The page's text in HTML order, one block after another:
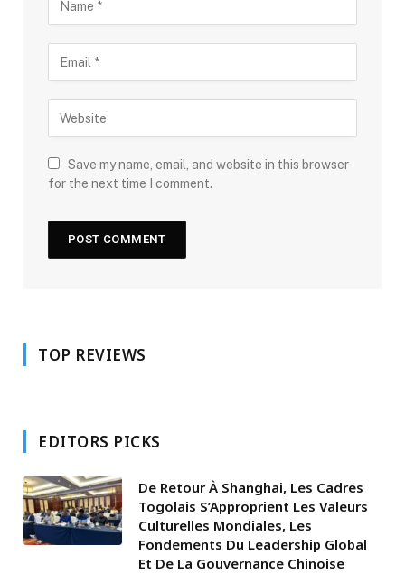
Save my name, email, and website in this browser
for the next time I comment.
TOP REVIEWS
EDITORS PICKS
De Retour À Shanghai, Les Cadres
Togolais S’Approprient Les Valeurs
Culturelles Mondiales, Les
Fondements Du Leadership Global
Et De La Gouvernance Chinoise